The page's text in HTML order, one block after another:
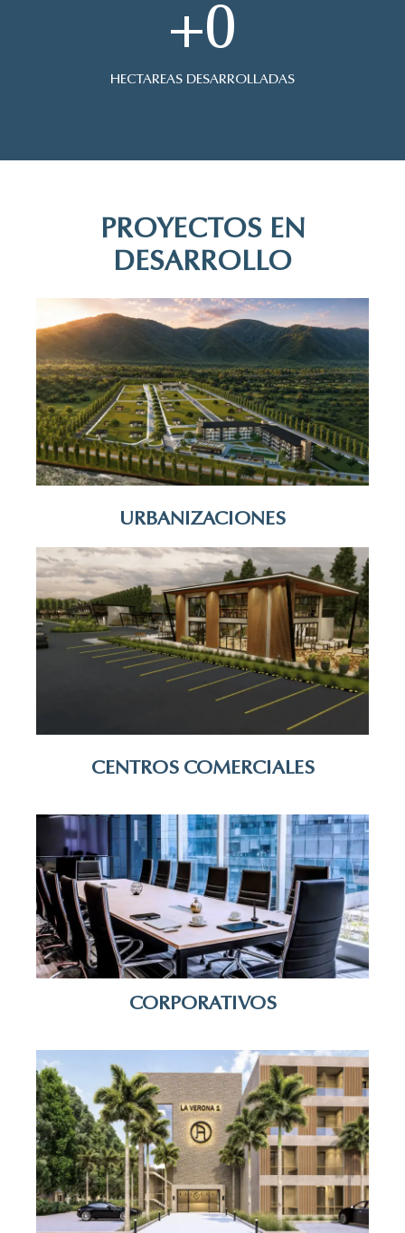
HECTAREAS DESARROLLADAS
+0
PROYECTOS EN
DESARROLLO
URBANIZACIONES
CENTROS COMERCIALES
CORPORATIVOS